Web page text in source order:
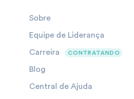
Sobre
Equipe de Liderança
Carreira CONTRATANDO
Blog
Central de Ajuda